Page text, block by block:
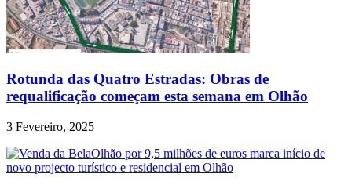
Rotunda das Quatro Estradas: Obras de
requalificação começam esta semana em Olhão
3 Fevereiro, 2025